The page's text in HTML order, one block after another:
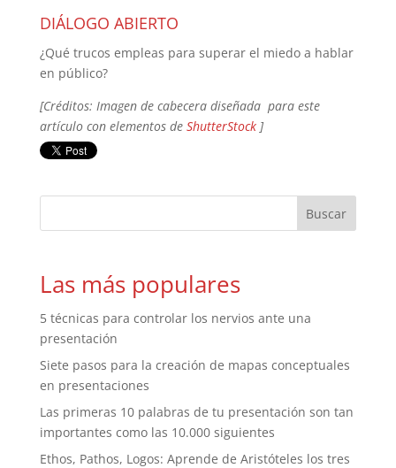
DIÁLOGO ABIERTO
¿Qué trucos empleas para superar el miedo a hablar
en público?
[Créditos: Imagen de cabecera diseñada para este
artículo con elementos de ShutterStock]
Las más populares
5 técnicas para controlar los nervios ante una
presentación
Siete pasos para la creación de mapas conceptuales
en presentaciones
Las primeras 10 palabras de tu presentación son tan
importantes como las 10.000 siguientes
Ethos, Pathos, Logos: Aprende de Aristóteles los tres